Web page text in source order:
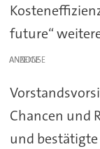
future“
ANZEIGE
Chancen und
und